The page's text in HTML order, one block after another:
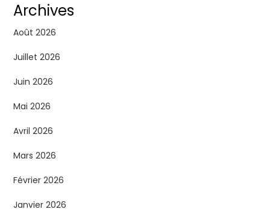
Archives
Août 2026
Juillet 2026
Juin 2026
Mai 2026
Avril 2026
Mars 2026
Février 2026
Janvier 2026